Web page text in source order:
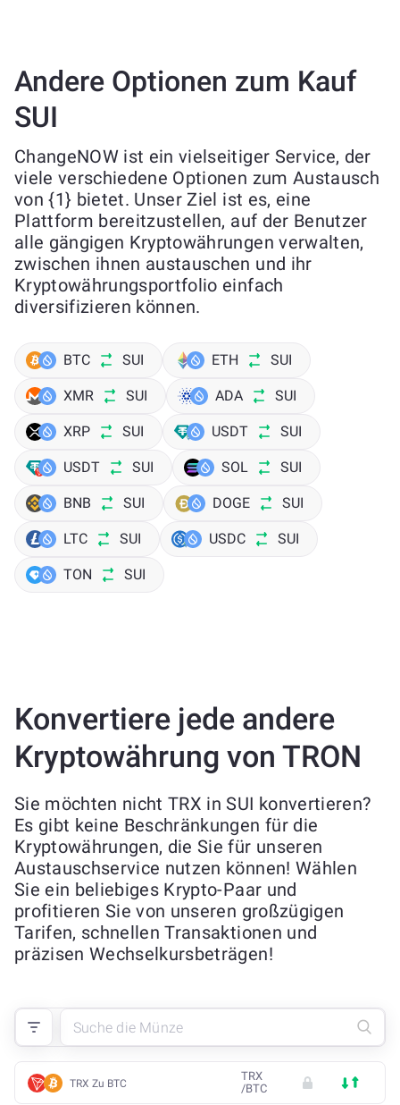
Andere Optionen zum Kauf
SUI
ChangeNOW ist ein vielseitiger Service, der
viele verschiedene Optionen zum Austausch
von {1} bietet. Unser Ziel ist es, eine
Plattform bereitzustellen, auf der Benutzer
alle gängigen Kryptowährungen verwalten,
zwischen ihnen austauschen und ihr
Kryptowährungsportfolio einfach
diversifizieren können.
BTC SUI ETH SUI
XMR SUI ADA SUI
XRP SUI USDT SUI
USDT SUI SOL SUI
BNB SUI DOGE SUI
LTC SUI USDC SUI
TON SUI
Konvertiere jede andere
Kryptowährung von TRON
Sie möchten nicht TRX in SUI konvertieren?
Es gibt keine Beschränkungen für die
Kryptowährungen, die Sie für unseren
Austauschservice nutzen können! Wählen
Sie ein beliebiges Krypto-Paar und
profitieren Sie von unseren großzügigen
Tarifen, schnellen Transaktionen und
präzisen Wechselkursbeträgen!
TRX Zu BTC
TRX
/BTC